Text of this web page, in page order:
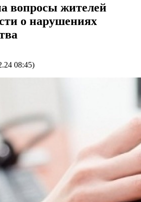
вопросы жителей
о нарушениях
08:45)